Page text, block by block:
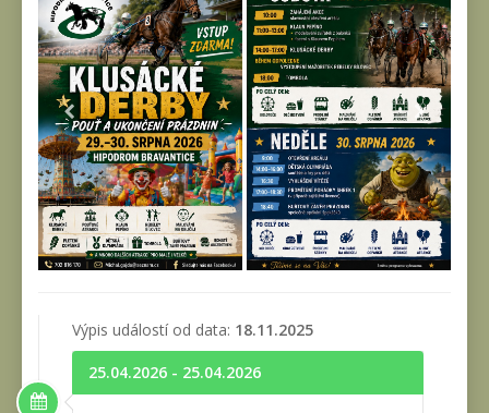
Výpis událostí od data: 18.11.2025
25.04.2026 - 25.04.2026